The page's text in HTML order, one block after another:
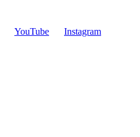
YouTube Instagram